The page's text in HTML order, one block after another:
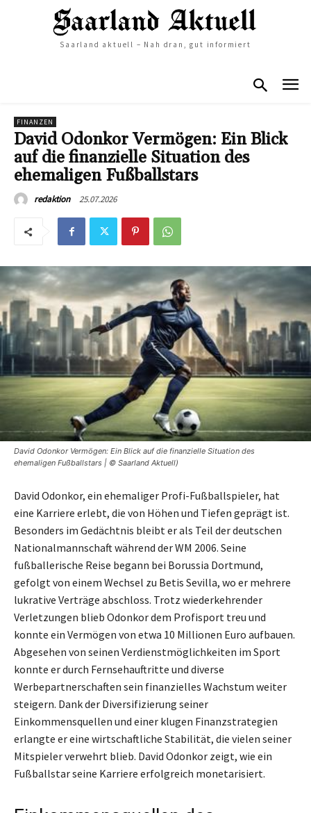
Saarland aktuell – Nah dran, gut informiert
FINANZEN
David Odonkor Vermögen: Ein Blick
auf die finanzielle Situation des
ehemaligen Fußballstars
redaktion 25.07.2026
David Odonkor Vermögen: Ein Blick auf die finanzielle Situation des
ehemaligen Fußballstars | © Saarland Aktuell)
David Odonkor, ein ehemaliger Profi-Fußballspieler, hat
eine Karriere erlebt, die von Höhen und Tiefen geprägt ist.
Besonders im Gedächtnis bleibt er als Teil der deutschen
Nationalmannschaft während der WM 2006. Seine
fußballerische Reise begann bei Borussia Dortmund,
gefolgt von einem Wechsel zu Betis Sevilla, wo er mehrere
lukrative Verträge abschloss. Trotz wiederkehrender
Verletzungen blieb Odonkor dem Profisport treu und
konnte ein Vermögen von etwa 10 Millionen Euro aufbauen.
Abgesehen von seinen Verdienstmöglichkeiten im Sport
konnte er durch Fernsehauftritte und diverse
Werbepartnerschaften sein finanzielles Wachstum weiter
steigern. Dank der Diversifizierung seiner
Einkommensquellen und einer klugen Finanzstrategien
erlangte er eine wirtschaftliche Stabilität, die vielen seiner
Mitspieler verwehrt blieb. David Odonkor zeigt, wie ein
Fußballstar seine Karriere erfolgreich monetarisiert.